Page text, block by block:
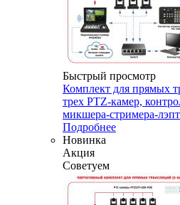
Быстрый просмотр
Комплект для прямых
трех PTZ-камер,
микшера-стримера-
Подробнее
Новинка
Акция
Советуем